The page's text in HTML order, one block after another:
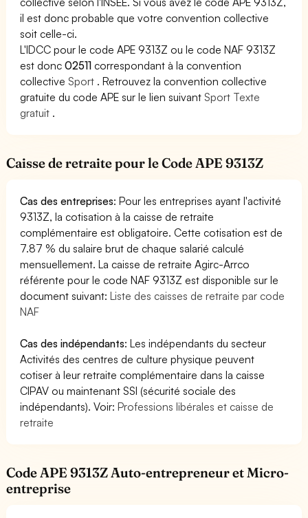
il est donc probable que votre convention collective
soit celle-ci.
L'IDCC pour le code APE 9313Z ou le code NAF 9313Z
est donc02511 correspondant à la convention
collectiveSport . Retrouvez la convention collective
gratuite du code APE sur le lien suivantSport Texte
gratuit .
Caisse de retraite pour le Code APE 9313Z
Cas des entreprises: Pour les entreprises ayant l'activité
9313Z, la cotisation à la caisse de retraite
complémentaire est obligatoire. Cette cotisation est de
7.87 % du salaire brut de chaque salarié calculé
mensuellement. La caisse de retraite Agirc-Arrco
référente pour le code NAF 9313Z est disponible sur le
document suivant:Liste des caisses de retraite par code
NAF
Cas des indépendants: Les indépendants du secteur
Activités des centres de culture physique peuvent
cotiser à leur retraite complémentaire dans la caisse
CIPAV ou maintenant SSI (sécurité sociale des
indépendants). Voir:Professions libérales et caisse de
retraite
Code APE 9313Z Auto-entrepreneur et Micro-
entreprise